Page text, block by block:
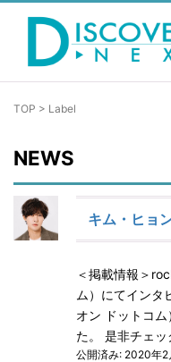
TOP > Label
NEWS
キム・ヒョ
＜掲載情報＞
ム）にてインタ
オン ドットコ
た。 是非チェッ
公開済み: 2020年2